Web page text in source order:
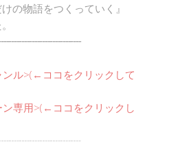
の物語をつくっていく』
┈┈┈┈┈┈┈┈
ンル>(←ココをクリックして
専用>(←ココをクリックし